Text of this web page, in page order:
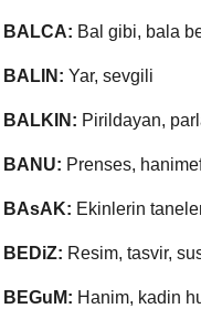
BALCA: Bal gibi, bala
BALIN: Yar, sevgili
BALKIN: Pirildayan,
BANU: Prenses,
BAsAK: Ekinlerin
BEDiZ: Resim, tasvir,
BEGuM: Hanim, kadin